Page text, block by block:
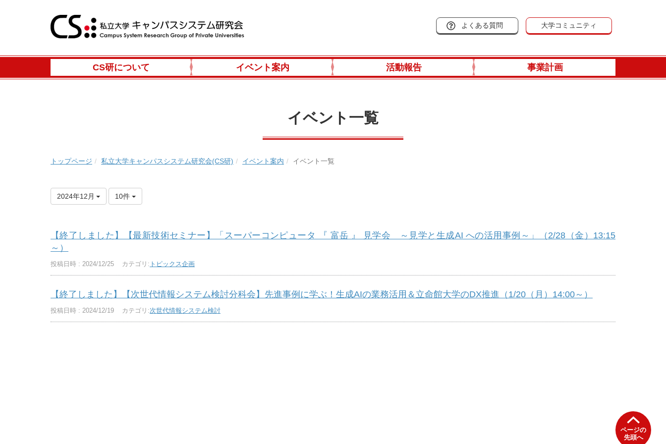
よくある質問 大学コミュニティ
CS研について イベント案内 活動報告 事業計画
イベント一覧
トップページ 私立大学キャンパスシステム研究会(CS研) イベント案内 イベント一覧
2024年12月 10件
【終了しました】【最新技術セミナー】「スーパーコンピュータ 『 富岳 』 見学会 ～見学と生成AI への活用事例～」（2/28（金）13:15
～）
投稿日時 : 2024/12/25 カテゴリ: トピックス企画
【終了しました】【次世代情報システム検討分科会】先進事例に学ぶ！生成AIの業務活用＆立命館大学のDX推進（1/20（月）14:00～）
投稿日時 : 2024/12/19 カテゴリ:次世代情報システム検討
ページの
先頭へ